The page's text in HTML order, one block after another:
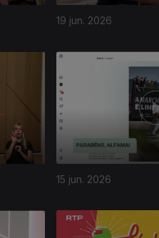
19 jun. 2026
15 jun. 2026